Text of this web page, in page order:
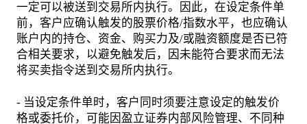
一定可以被送到交易所内执行。因此，在设定条件单
前，客户应确认触发的股票价格/指数水平，也应确认
账户内的持仓、资金、购买力及/或融资额度是否已符
合相关要求，以避免触发后，因未能符合要求而无法
将买卖指令送到交易所内执行。
- 当设定条件单时，客户同时须要注意设定的触发价
格或委托价，可能因盈立证券内部风险管理、不同种